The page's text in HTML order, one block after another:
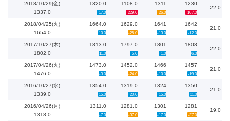
2018/10/29(金)
1337.0
1320.0
-17.0
1108.0
-229.0
1311
-26.0
1230
-107.0
22.0
2018/04/25(火)
1654.0
1664.0
10.0
1629.0
-25.0
1641
-13.0
1642
-12.0
21.0
2017/10/27(木)
1802.0
1813.0
11.0
1797.0
-5.0
1801
-1.0
1808
6.0
22.0
2017/04/26(火)
1476.0
1473.0
-3.0
1452.0
-24.0
1466
-10.0
1457
-19.0
21.0
2016/10/27(水)
1339.0
1354.0
15.0
1319.0
-20.0
1324
-15.0
1350
11.0
21.0
2016/04/26(月)
1318.0
1311.0
-7.0
1281.0
-37.0
1301
-17.0
1281
-37.0
19.0